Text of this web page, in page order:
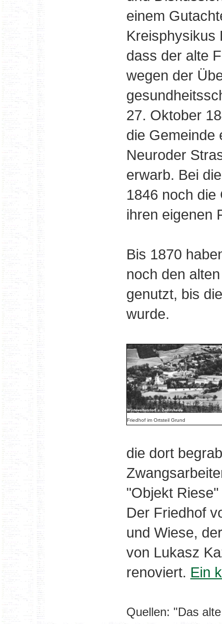
einem
Kreisphysikus
dass der alte
wegen der
27. Oktober
die Gemeinde
Neuroder
erwarb. Bei
1846 noch die
ihren eigenen
Bis 1870
noch den
genutzt, bis
wurde.
Friedhof im Ortsteil Grund
die dort
"Objekt
Der Friedhof
und Wiese,
von Lukasz
renoviert. Ein
Quellen: "Das